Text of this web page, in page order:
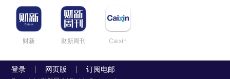
财新 财新周刊 Caixin
登录 网页版 订阅电邮